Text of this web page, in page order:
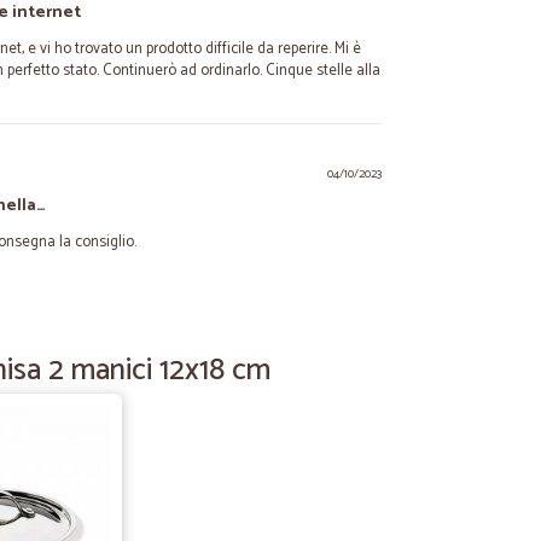
internet
e vi ho trovato un prodotto difficile da reperire. Mi è
stato. Continuerò ad ordinarlo. Cinque stelle alla
04/10/2023
la consiglio.
fresco
buone, verdure cotta fresca e buona, carne benissimo
2 manici 12x18 cm